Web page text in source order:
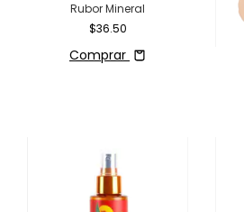
Rubor Mineral
$36.50
Comprar